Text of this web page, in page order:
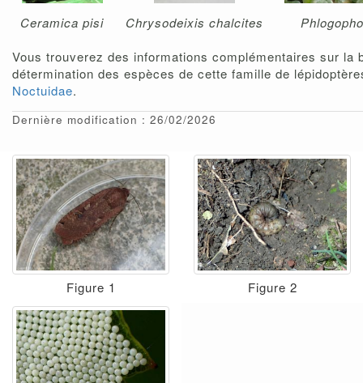
Ceramica pisi Chrysodeixis chalcites
Vous trouverez des informations complémentaires sur la
détermination des espèces de cette famille de
Noctuidae.
Dernière modification : 26/02/2026
Figure 1 Figure 2